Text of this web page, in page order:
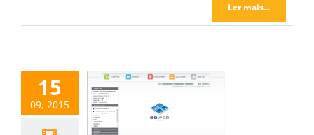
Ler mais...
15
09, 2015